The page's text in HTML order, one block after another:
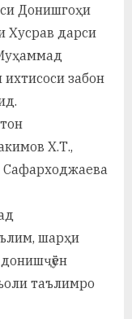
а
н
о
Н
и
р
Донишгоҳи
Хусрав дарси
забон
Х.Т.,
Сафарходжаева
шарҳи
таълимро